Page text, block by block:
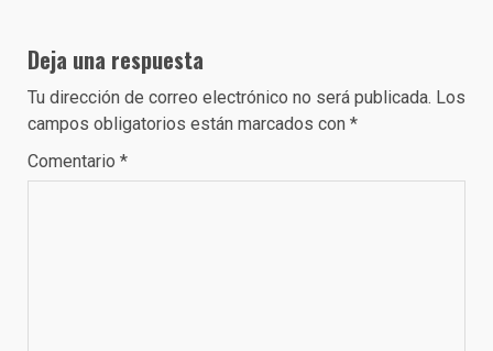
Deja una respuesta
Tu dirección de correo electrónico no será publicada. Los
campos obligatorios están marcados con *
Comentario *